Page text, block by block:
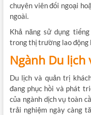
chuyên viên đối ngoại
ngoài.
Khả năng sử dụng
trong thị trường lao động
Ngành Du lịch
Du lịch và quản trị
đang phục hồi và phát
của ngành dịch vụ toàn
trải nghiệm ngày càng